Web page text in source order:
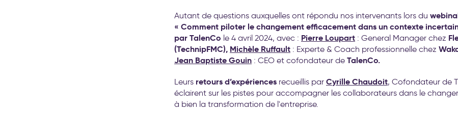
Autant de questions auxquelles ont répondu nos intervenants lors du
« Comment piloter le changement efficacement dans un contexte
par TalenCo le 4 avril 2024, avec : Pierre Loupart : General Manager chez
(TechnipFMC), Michèle Ruffault : Experte & Coach professionnelle chez
Jean Baptiste Gouin : CEO et cofondateur de TalenCo.
Leurs retours d’expériences recueillis par Cyrille Chaudoit, Cofondateur de
éclairent sur les pistes pour accompagner les collaborateurs dans le
à bien la transformation de l'entreprise.